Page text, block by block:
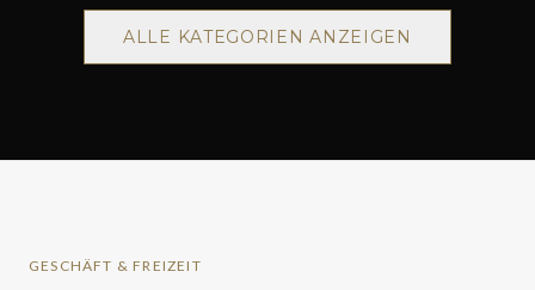
ALLE KATEGORIEN ANZEIGEN
GESCHÄFT & FREIZEIT